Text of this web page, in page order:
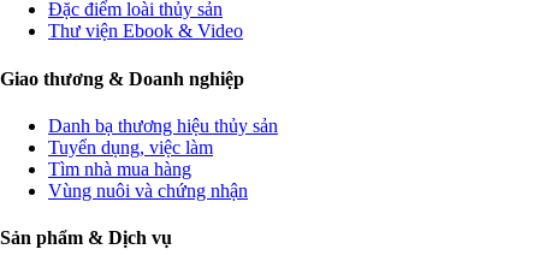
Đặc điểm loài thủy sản
Thư viện Ebook & Video
Giao thương & Doanh nghiệp
Danh bạ thương hiệu thủy sản
Tuyển dụng, việc làm
Tìm nhà mua hàng
Vùng nuôi và chứng nhận
Sản phẩm & Dịch vụ